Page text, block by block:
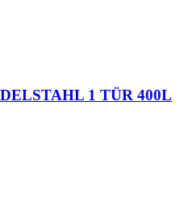
1 TÜR 400L